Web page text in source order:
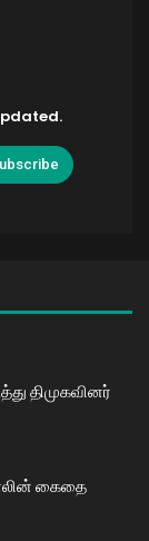
திமுகவினர்
கைதை